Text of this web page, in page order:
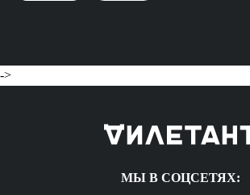
->
МЫ В СОЦСЕТЯХ: